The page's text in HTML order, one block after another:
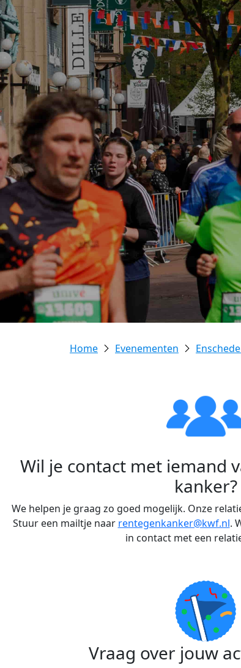
Evenementen
Wil je contact met iemand
kanker?
We helpen je graag zo goed mogelijk. Onze
Stuur een mailtje naar rentegenkanker@kwf.nl.
in contact met een
Vraag over jouw